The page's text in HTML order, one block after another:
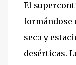
El
formándose
seco y
desérticas.